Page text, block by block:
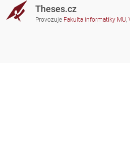
Theses.cz
Provozuje Fakulta informatiky MU,